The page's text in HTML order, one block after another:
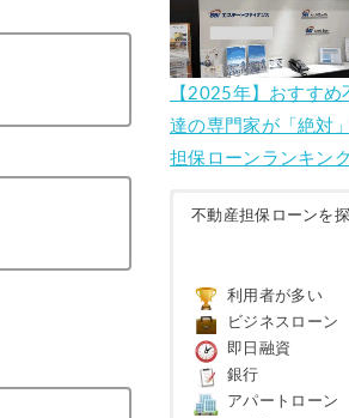
【2025年】おすす
達の専門家が「絶対
担保ローンランキン
不動産担保ローンを
利用者が多い
ビジネスローン
即日融資
銀行
アパートローン